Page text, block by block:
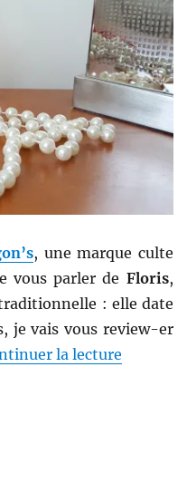
, une marque culte
vous parler de Floris,
: elle date
je vais vous review-er
la lecturede «